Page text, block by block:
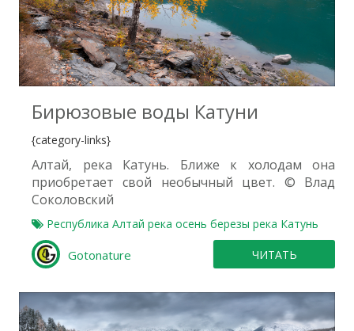
0
Бирюзовые воды Катуни
{category-links}
Алтай, река Катунь. Ближе к холодам она
приобретает свой необычный цвет. © Влад
Соколовский
Республика Алтай река осень березы река Катунь
Gotonature ЧИТАТЬ